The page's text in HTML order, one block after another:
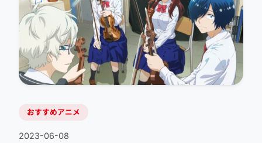
おすすめアニメ
2023-06-08